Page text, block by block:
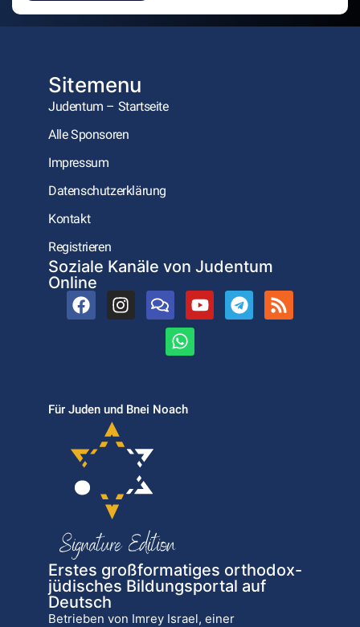
Sitemenu
Judentum – Startseite
Alle Sponsoren
Impressum
Datenschutzerklärung
Kontakt
Registrieren
Soziale Kanäle von Judentum
Online
Für Juden und Bnei Noach
Erstes großformatiges orthodox-
jüdisches Bildungsportal auf
Deutsch
Betrieben von Imrey Israel, einer